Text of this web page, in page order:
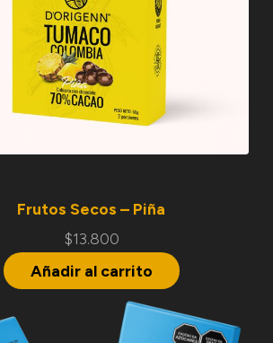
Frutos Secos – Piña
$13.800
Añadir al carrito